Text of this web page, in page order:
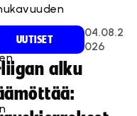
UUTISET
04.08.2
026
liigan alku